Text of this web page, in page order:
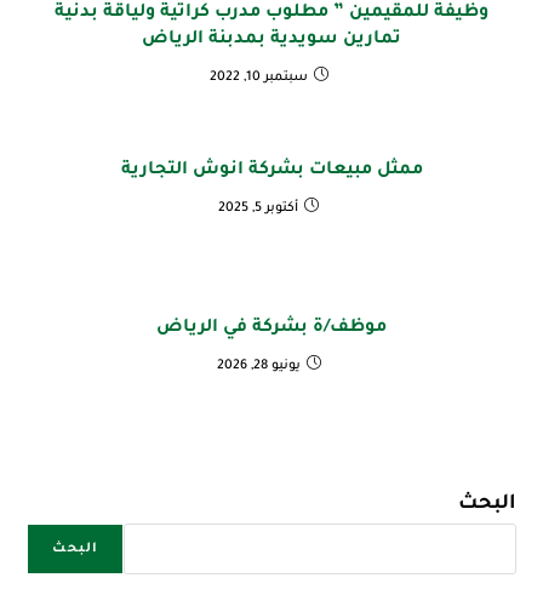
وظيفة للمقيمين ” مطلوب مدرب كراتية ولياقة بدنية
تمارين سويدية بمدبنة الرياض
سبتمبر 10, 2022
ممثل مبيعات بشركة انوش التجارية
أكتوبر 5, 2025
موظف/ة بشركة في الرياض
يونيو 28, 2026
البحث
البحث